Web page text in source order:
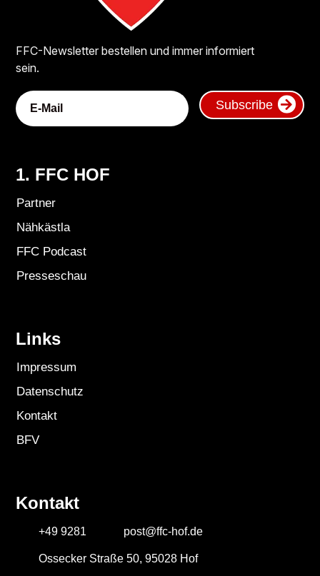
FFC-Newsletter bestellen und immer informiert
sein.
Subscribe
1. FFC HOF
Partner
Nähkästla
FFC Podcast
Presseschau
Links
Impressum
Datenschutz
Kontakt
BFV
Kontakt
+49 9281 post@ffc-hof.de
Ossecker Straße 50, 95028 Hof